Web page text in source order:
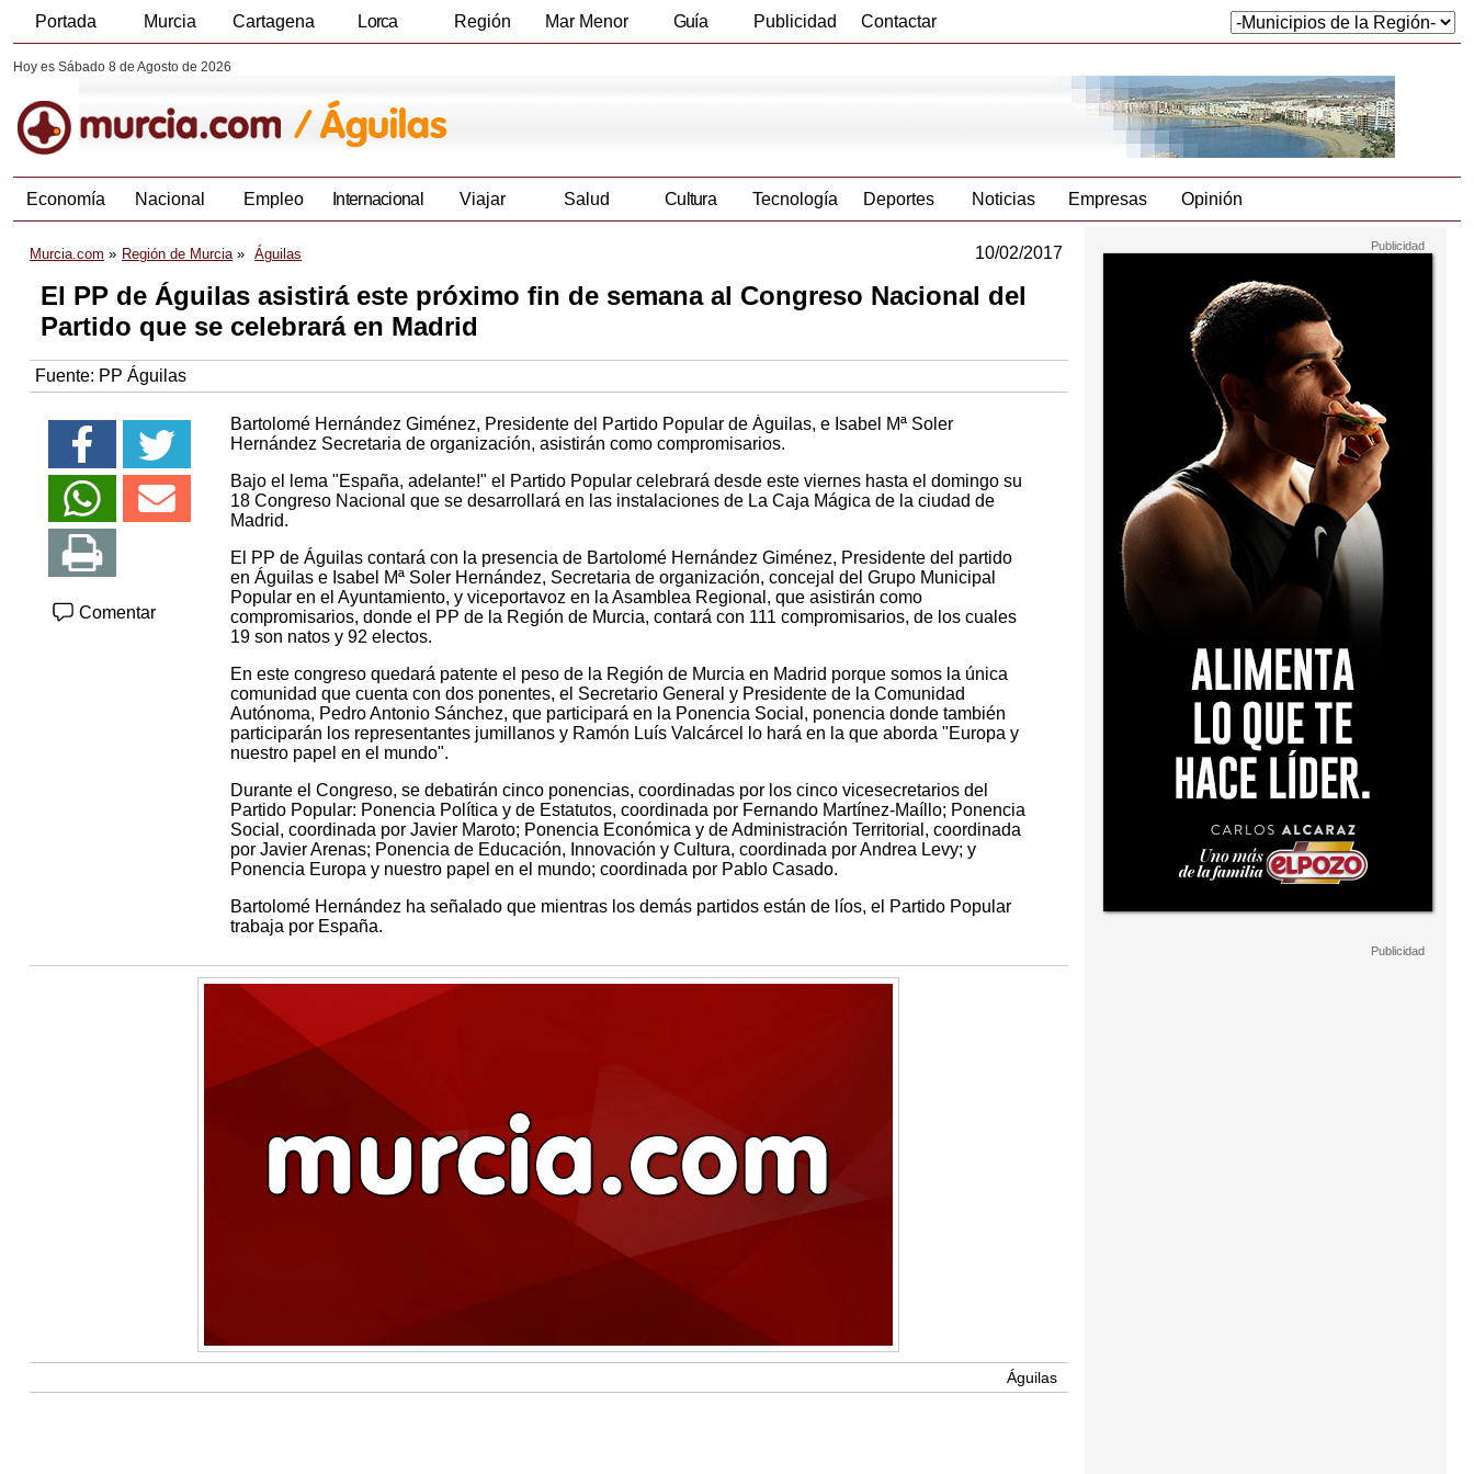
Portada Murcia Cartagena Lorca Región Mar Menor Guía Publicidad Contactar
Hoy es Sábado 8 de Agosto de 2026
Economía Nacional Empleo Internacional Viajar Salud Cultura Tecnología Deportes Noticias Empresas Opinión
Murcia.com Región de Murcia Águilas 10/02/2017
El PP de Águilas asistirá este próximo fin de semana al Congreso Nacional del
Partido que se celebrará en Madrid
Fuente: PP Águilas
Comentar
Bartolomé Hernández Giménez, Presidente del Partido Popular de Águilas, e Isabel Mª Soler
Hernández Secretaria de organización, asistirán como compromisarios.
Bajo el lema "España, adelante!" el Partido Popular celebrará desde este viernes hasta el domingo su
18 Congreso Nacional que se desarrollará en las instalaciones de La Caja Mágica de la ciudad de
Madrid.
El PP de Águilas contará con la presencia de Bartolomé Hernández Giménez, Presidente del partido
en Águilas e Isabel Mª Soler Hernández, Secretaria de organización, concejal del Grupo Municipal
Popular en el Ayuntamiento, y viceportavoz en la Asamblea Regional, que asistirán como
compromisarios, donde el PP de la Región de Murcia, contará con 111 compromisarios, de los cuales
19 son natos y 92 electos.
En este congreso quedará patente el peso de la Región de Murcia en Madrid porque somos la única
comunidad que cuenta con dos ponentes, el Secretario General y Presidente de la Comunidad
Autónoma, Pedro Antonio Sánchez, que participará en la Ponencia Social, ponencia donde también
participarán los representantes jumillanos y Ramón Luís Valcárcel lo hará en la que aborda "Europa y
nuestro papel en el mundo".
Durante el Congreso, se debatirán cinco ponencias, coordinadas por los cinco vicesecretarios del
Partido Popular: Ponencia Política y de Estatutos, coordinada por Fernando Martínez-Maíllo; Ponencia
Social, coordinada por Javier Maroto; Ponencia Económica y de Administración Territorial, coordinada
por Javier Arenas; Ponencia de Educación, Innovación y Cultura, coordinada por Andrea Levy; y
Ponencia Europa y nuestro papel en el mundo; coordinada por Pablo Casado.
Bartolomé Hernández ha señalado que mientras los demás partidos están de líos, el Partido Popular
trabaja por España.
Águilas